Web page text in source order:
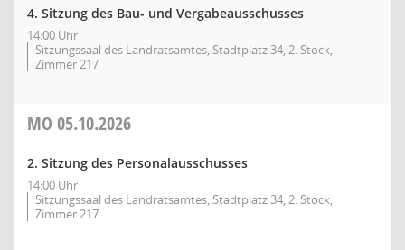
4. Sitzung des Bau- und Vergabeausschusses
14:00 Uhr
Sitzungssaal des Landratsamtes, Stadtplatz 34, 2. Stock,
Zimmer 217
MO 05.10.2026
2. Sitzung des Personalausschusses
14:00 Uhr
Sitzungssaal des Landratsamtes, Stadtplatz 34, 2. Stock,
Zimmer 217